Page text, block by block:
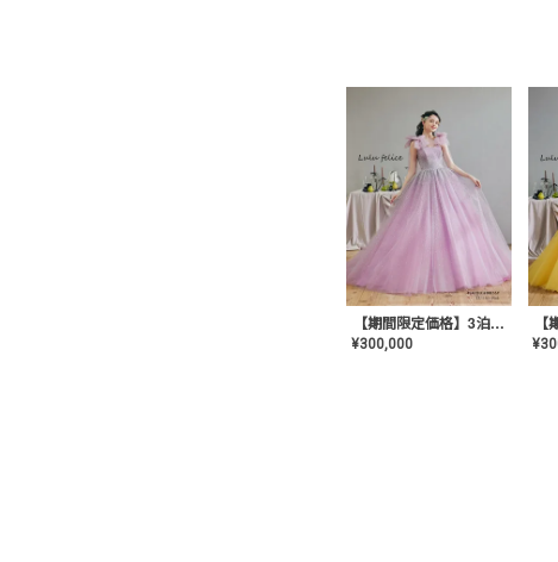
【期間限定価格】3泊4日 LU-1501(Pink)
¥300,000 ¥